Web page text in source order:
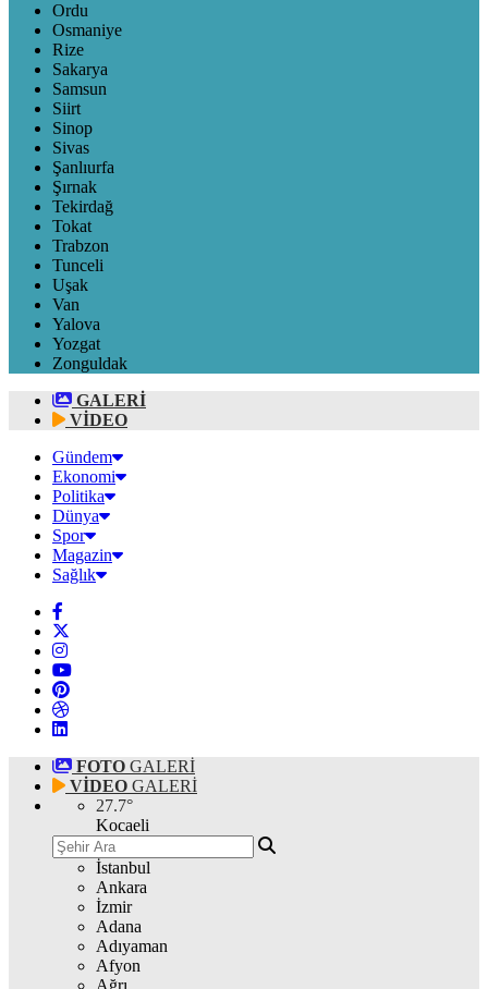
Ordu
Osmaniye
Rize
Sakarya
Samsun
Siirt
Sinop
Sivas
Şanlıurfa
Şırnak
Tekirdağ
Tokat
Trabzon
Tunceli
Uşak
Van
Yalova
Yozgat
Zonguldak
GALERİ
VİDEO
Gündem
Ekonomi
Politika
Dünya
Spor
Magazin
Sağlık
FOTO GALERİ
VİDEO GALERİ
27.7°
Kocaeli
İstanbul
Ankara
İzmir
Adana
Adıyaman
Afyon
Ağrı